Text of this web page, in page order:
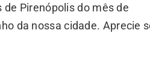
Pirenópolis do mês de
da nossa cidade. Aprecie